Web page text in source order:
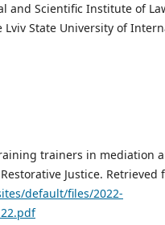
and Scientific Institute of
State University of
trainers in mediation
Justice. Retrieved
default/files/2022-